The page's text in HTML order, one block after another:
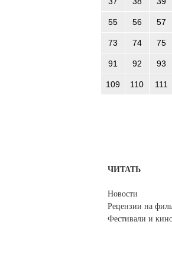
55 56 57
73 74 75
91 92 93
109 110 111
ЧИТАТЬ
Новости
Рецензии на
Фестивали и